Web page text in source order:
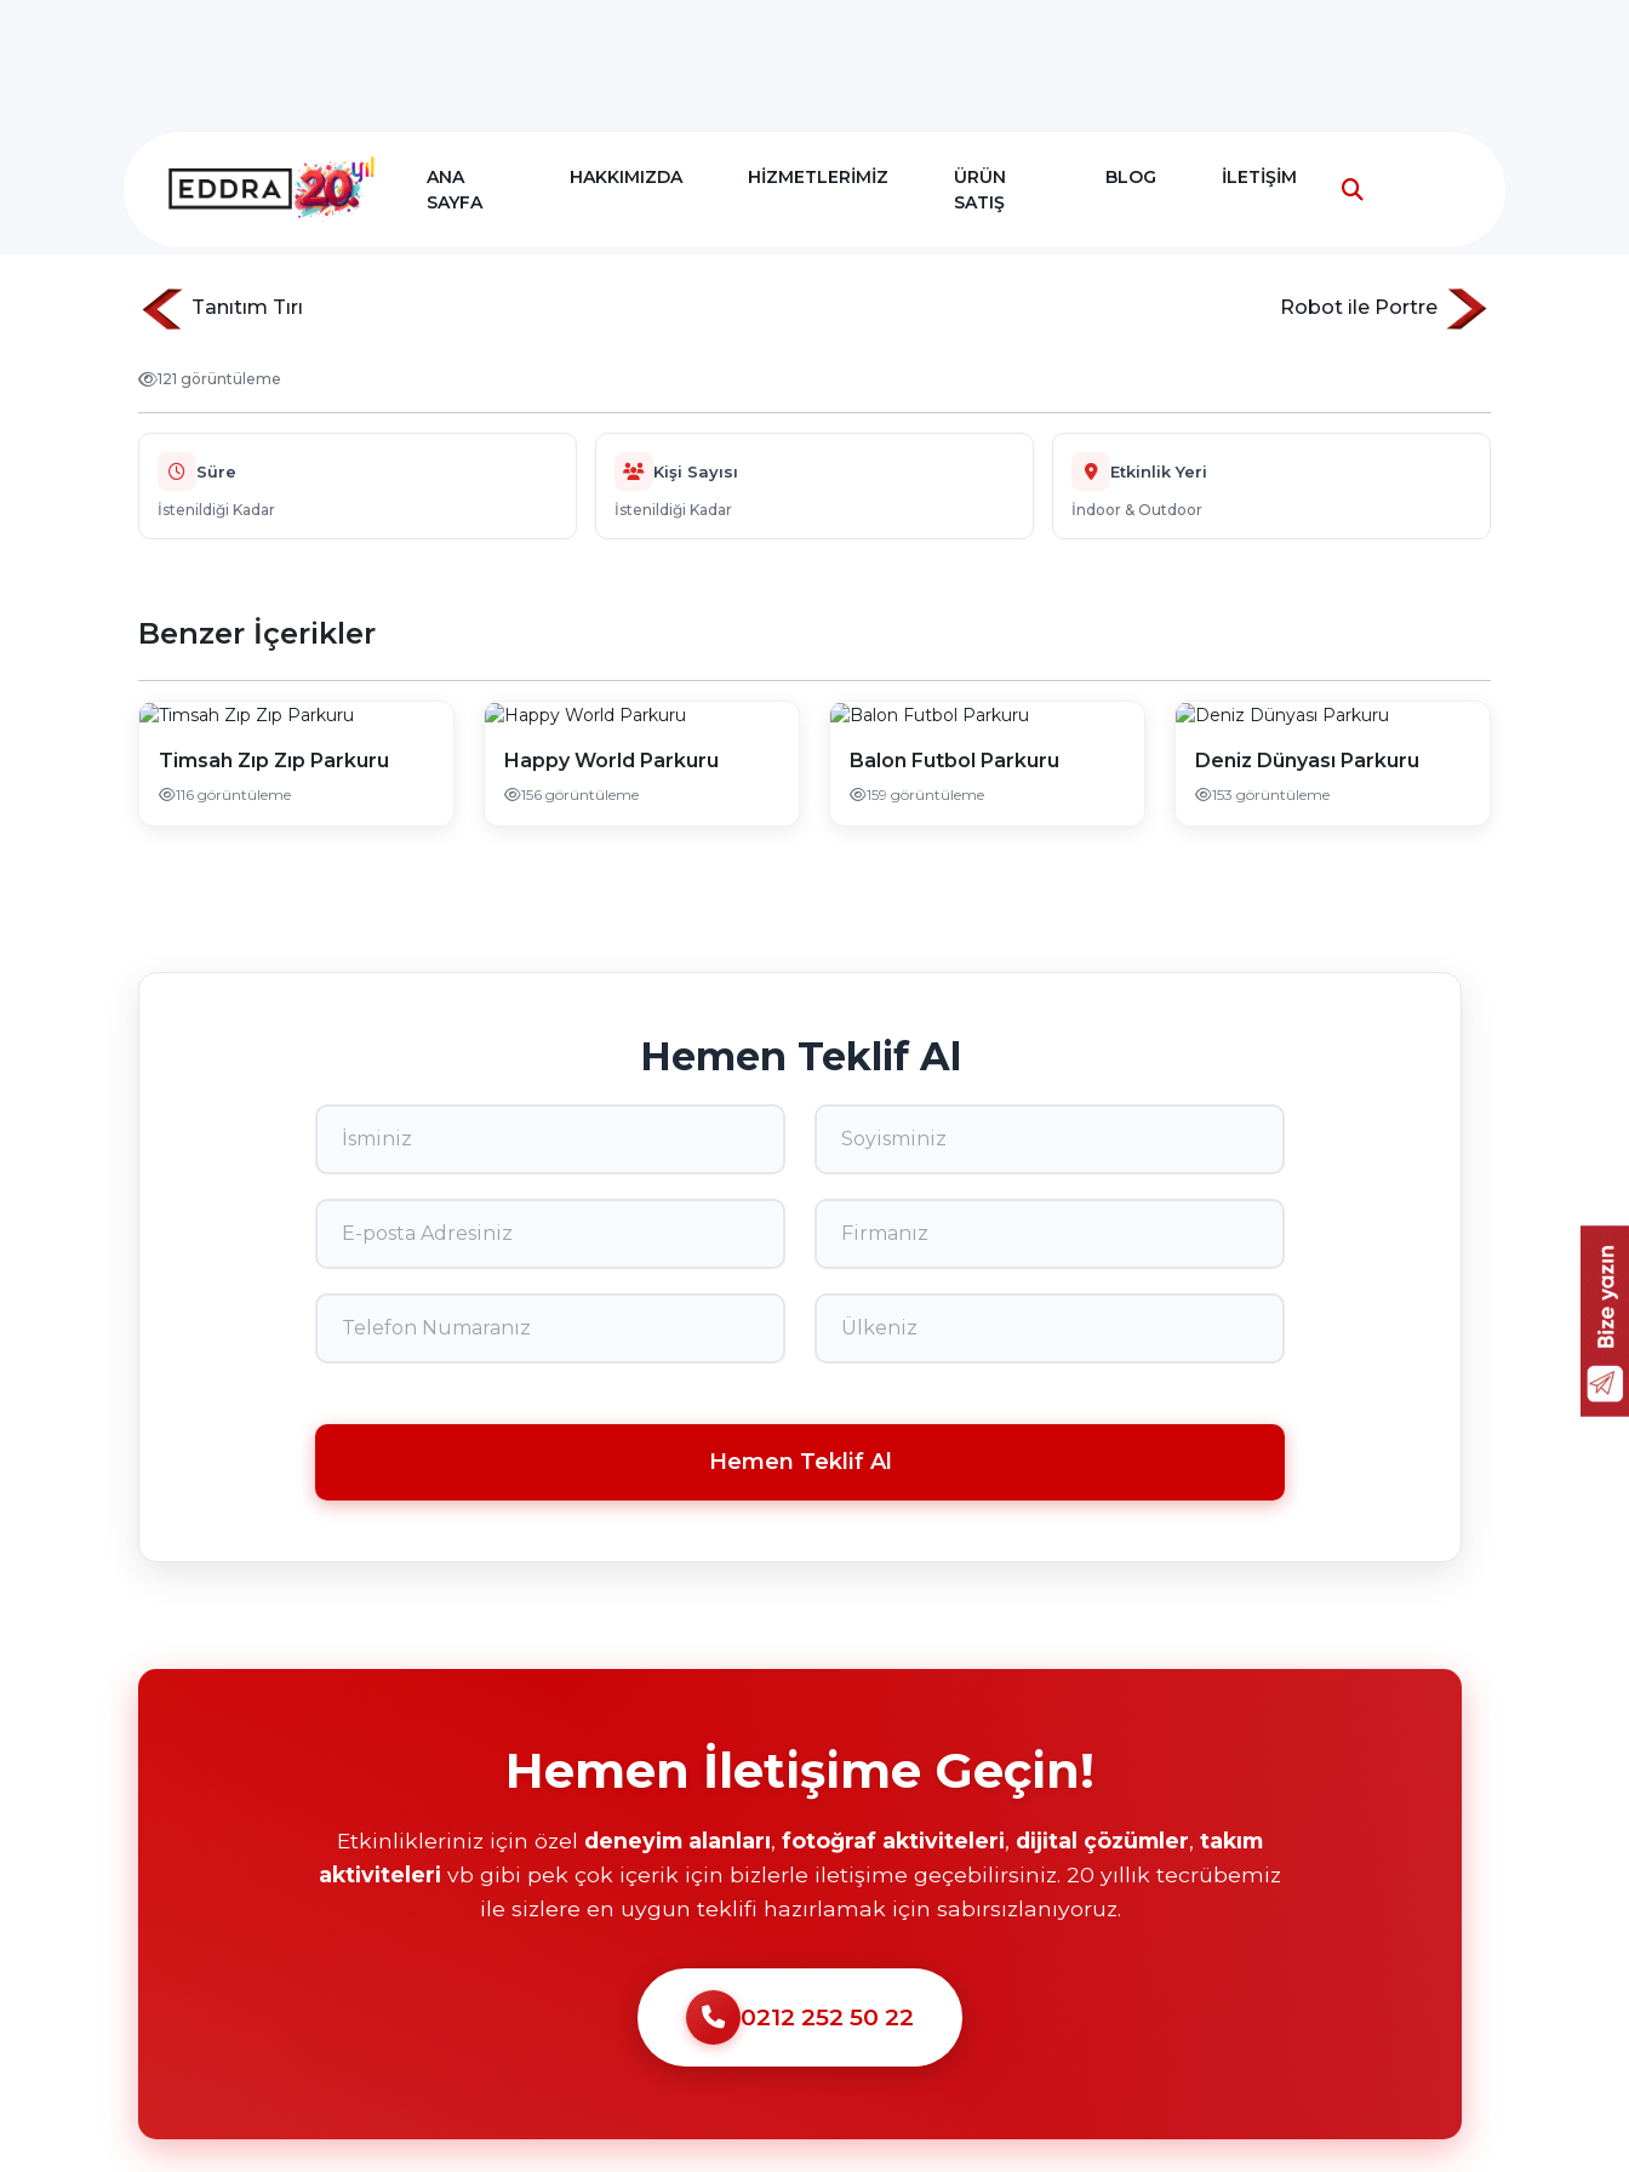
ANA
SAYFA
HAKKIMIZDA HİZMETLERİMİZ
ÜRÜN
SATIŞ
BLOG İLETİŞİM
Merdane Parkuru
Hizmetlerimiz
Tanıtım Tırı Robot ile Portre
121 görüntüleme
Süre
İstenildiği Kadar
Kişi Sayısı
İstenildiği Kadar
Etkinlik Yeri
İndoor & Outdoor
Benzer İçerikler
Timsah Zıp Zıp Parkuru
116 görüntüleme
Happy World Parkuru
156 görüntüleme
Balon Futbol Parkuru
159 görüntüleme
Deniz Dünyası Parkuru
153 görüntüleme
Hemen Teklif Al
Hemen Teklif Al
Hemen İletişime Geçin!
Etkinlikleriniz için özel deneyim alanları, fotoğraf aktiviteleri, dijital çözümler, takım
aktiviteleri vb gibi pek çok içerik için bizlerle iletişime geçebilirsiniz. 20 yıllık tecrübemiz
ile sizlere en uygun teklifi hazırlamak için sabırsızlanıyoruz.
0212 252 50 22